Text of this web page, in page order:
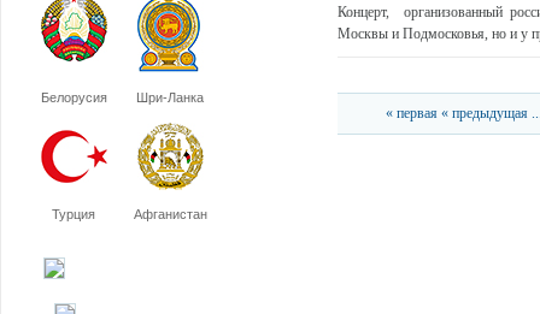
Белорусия Шри-Ланка
Турция Афганистан
Концерт, организованный
Москвы и Подмосковья, но и у
« первая « предыдущая